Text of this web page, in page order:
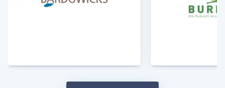
Vorheriger